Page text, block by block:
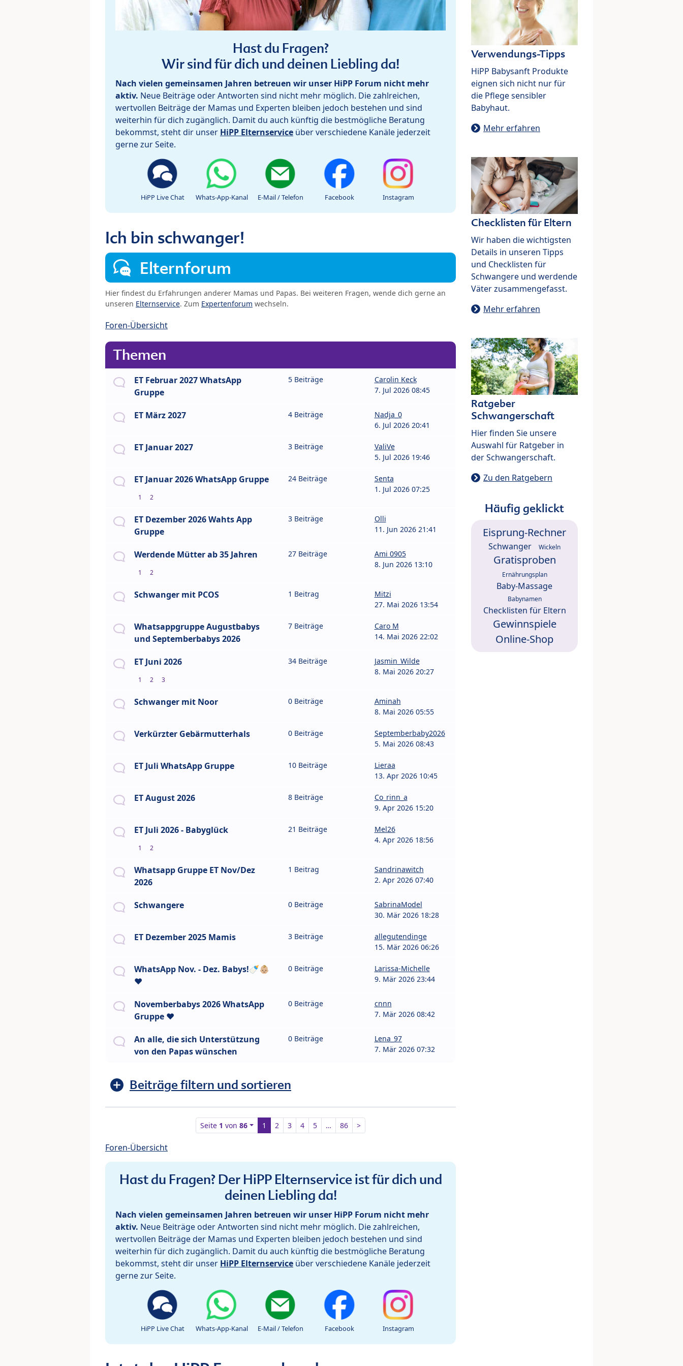
Hast du Fragen?
Wir sind für dich und deinen Liebling da!
Nach vielen gemeinsamen Jahren betreuen wir unser HiPP Forum nicht mehr
aktiv. Neue Beiträge oder Antworten sind nicht mehr möglich. Die zahlreichen,
wertvollen Beiträge der Mamas und Experten bleiben jedoch bestehen und sind
weiterhin für dich zugänglich. Damit du auch künftig die bestmögliche Beratung
bekommst, steht dir unser HiPP Elternservice über verschiedene Kanäle jederzeit
gerne zur Seite.
HiPP Live Chat Whats-App-Kanal E-Mail / Telefon Facebook Instagram
Ich bin schwanger!
Elternforum
Hier findest du Erfahrungen anderer Mamas und Papas. Bei weiteren Fragen, wende dich gerne an
unseren Elternservice. Zum Expertenforum wechseln.
Foren-Übersicht
Themen
ET Februar 2027 WhatsApp
Gruppe
5 Beiträge
Carolin Keck
7. Jul 2026 08:45
ET März 2027 4 Beiträge
Nadja_0
6. Jul 2026 20:41
ET Januar 2027 3 Beiträge
ValiVe
5. Jul 2026 19:46
ET Januar 2026 WhatsApp Gruppe
1 2
24 Beiträge
Senta
1. Jul 2026 07:25
ET Dezember 2026 Wahts App
Gruppe
3 Beiträge
Olli
11. Jun 2026 21:41
Werdende Mütter ab 35 Jahren
1 2
27 Beiträge
Ami 0905
8. Jun 2026 13:10
Schwanger mit PCOS 1 Beitrag
Mitzi
27. Mai 2026 13:54
Whatsappgruppe Augustbabys
und Septemberbabys 2026
7 Beiträge
Caro M
14. Mai 2026 22:02
ET Juni 2026
1 2 3
34 Beiträge
Jasmin_Wilde
8. Mai 2026 20:27
Schwanger mit Noor 0 Beiträge
Aminah
8. Mai 2026 05:55
Verkürzter Gebärmutterhals 0 Beiträge
Septemberbaby2026
5. Mai 2026 08:43
ET Juli WhatsApp Gruppe 10 Beiträge
Lieraa
13. Apr 2026 10:45
ET August 2026 8 Beiträge
Co_rinn_a
9. Apr 2026 15:20
ET Juli 2026 - Babyglück
1 2
21 Beiträge
Mel26
4. Apr 2026 18:56
Whatsapp Gruppe ET Nov/Dez
2026
1 Beitrag
Sandrinawitch
2. Apr 2026 07:40
Schwangere 0 Beiträge
SabrinaModel
30. Mär 2026 18:28
ET Dezember 2025 Mamis 3 Beiträge
allegutendinge
15. Mär 2026 06:26
WhatsApp Nov. - Dez. Babys!🍼👶🏼
❤️
0 Beiträge
Larissa-Michelle
9. Mär 2026 23:44
Novemberbabys 2026 WhatsApp
Gruppe ❤️
0 Beiträge
cnnn
7. Mär 2026 08:42
An alle, die sich Unterstützung
von den Papas wünschen
0 Beiträge
Lena_97
7. Mär 2026 07:32
Beiträge filtern und sortieren
Seite 1 von86 1 2 3 4 5 … 86 >
Foren-Übersicht
Hast du Fragen? Der HiPP Elternservice ist für dich und
deinen Liebling da!
Nach vielen gemeinsamen Jahren betreuen wir unser HiPP Forum nicht mehr
aktiv. Neue Beiträge oder Antworten sind nicht mehr möglich. Die zahlreichen,
wertvollen Beiträge der Mamas und Experten bleiben jedoch bestehen und sind
weiterhin für dich zugänglich. Damit du auch künftig die bestmögliche Beratung
bekommst, steht dir unser HiPP Elternservice über verschiedene Kanäle jederzeit
gerne zur Seite.
HiPP Live Chat Whats-App-Kanal E-Mail / Telefon Facebook Instagram
Verwendungs-Tipps
HiPP Babysanft Produkte
eignen sich nicht nur für
die Pflege sensibler
Babyhaut.
Mehr erfahren
Checklisten für Eltern
Wir haben die wichtigsten
Details in unseren Tipps
und Checklisten für
Schwangere und werdende
Väter zusammengefasst.
Mehr erfahren
Ratgeber
Schwangerschaft
Hier finden Sie unsere
Auswahl für Ratgeber in
der Schwangerschaft.
Zu den Ratgebern
Häufig geklickt
Eisprung-Rechner
Schwanger Wickeln
Gratisproben
Ernährungsplan
Baby-Massage
Babynamen
Checklisten für Eltern
Gewinnspiele
Online-Shop